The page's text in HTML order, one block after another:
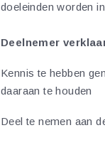
doeleinden worden
Deelnemer
Kennis te hebben
daaraan te houden
Deel te nemen aan